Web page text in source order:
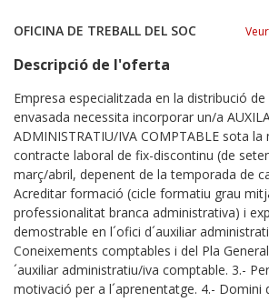
OFICINA DE TREBALL DEL SOC
Descripció de l'oferta
Empresa especialitzada en la distribució
envasada necessita incorporar un/a
ADMINISTRATIU/IVA COMPTABLE sota
contracte laboral de fix-discontinu (de
març/abril, depenent de la temporada de
Acreditar formació (cicle formatiu grau
professionalitat branca administrativa) i
demostrable en l´ofici d´auxiliar
Coneixements comptables i del Pla
´auxiliar administratiu/iva comptable. 3.-
motivació per a l´aprenentatge. 4.- Domini